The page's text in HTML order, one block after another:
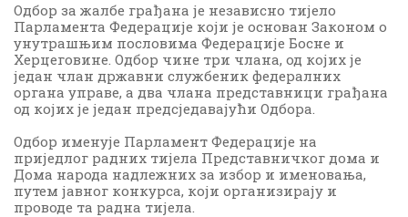
Одбор за жалбе грађана је независно тијело
Парламента Федерације који је основан Законом о
унутрашњим пословима Федерације Босне и
Херцеговине. Одбор чине три члана, од којих је
један члан државни службеник федералних
органа управе, а два члана представници грађана
од којих је један предсједавајући Одбора.
Одбор именује Парламент Федерације на
приједлог радних тијела Представничког дома и
Дома народа надлежних за избор и именовања,
путем јавног конкурса, који организирају и
проводе та радна тијела.